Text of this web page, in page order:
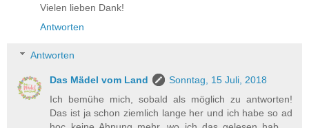
Vielen lieben Dank!
Antworten
Antworten
Das Mädel vom Land
Sonntag, 15 Juli, 2018
Ich bemühe mich, sobald als möglich zu antworten!
Das ist ja schon ziemlich lange her und ich habe so ad